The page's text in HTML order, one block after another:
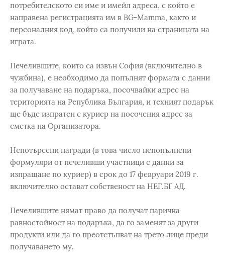
потребителското си име и имейл адреса, с който е
направена регистрацията им в BG-Mamma, както и
персоналния код, който са получили на страницата на
играта.
Печелившите, които са извън София (включително в
чужбина), е необходимо да попълнят формата с данни
за получаване на подаръка, посочвайки адрес на
територията на Република България, и техният подарък
ще бъде изпратен с куриер на посочения адрес за
сметка на Организатора.
Непотърсени награди (в това число непопълнени
формуляри от печеливши участници с данни за
изпращане по куриер) в срок до 17 февруари 2019 г.
включително остават собственост на НЕГ.БГ АД.
Печелившите нямат право да получат парична
равностойност на подаръка, да го заменят за други
продукти или да го преотстъпват на трето лице преди
получаването му.